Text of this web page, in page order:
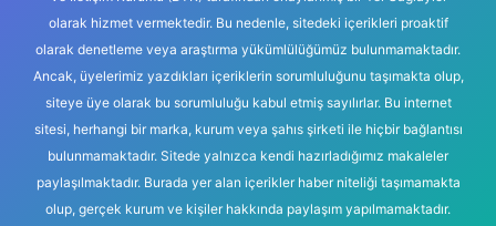
olarak hizmet vermektedir. Bu nedenle, sitedeki içerikleri proaktif
olarak denetleme veya araştırma yükümlülüğümüz bulunmamaktadır.
Ancak, üyelerimiz yazdıkları içeriklerin sorumluluğunu taşımakta olup,
siteye üye olarak bu sorumluluğu kabul etmiş sayılırlar. Bu internet
sitesi, herhangi bir marka, kurum veya şahıs şirketi ile hiçbir bağlantısı
bulunmamaktadır. Sitede yalnızca kendi hazırladığımız makaleler
paylaşılmaktadır. Burada yer alan içerikler haber niteliği taşımamakta
olup, gerçek kurum ve kişiler hakkında paylaşım yapılmamaktadır.